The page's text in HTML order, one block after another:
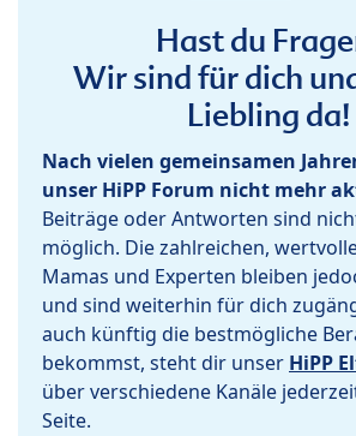
Hast du
Wir sind für dich
Liebling da!
Nach vielen gemeinsamen
unser HiPP Forum nicht mehr
Beiträge oder Antworten sind
möglich. Die zahlreichen,
Mamas und Experten bleiben
und sind weiterhin für dich
auch künftig die bestmögliche
bekommst, steht dir unser HiPP
über verschiedene Kanäle
Seite.